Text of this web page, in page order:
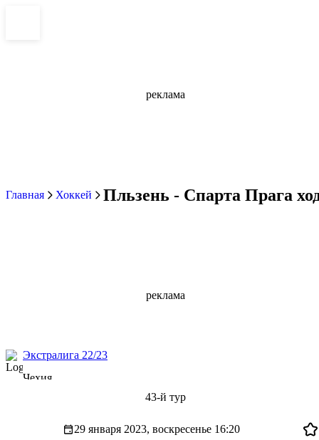
реклама
Главная Хоккей Пльзень - Спарта Прага
реклама
Экстралига 22/23
Чехия
43-й тур
29 января 2023, воскресенье 16:20